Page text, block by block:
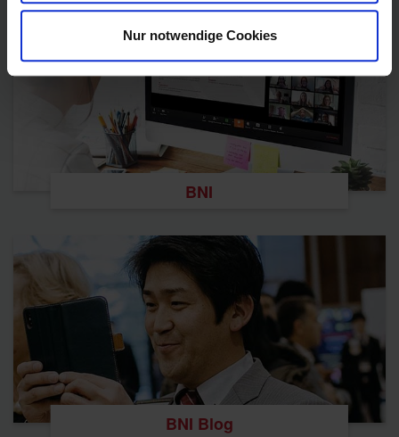
Nur notwendige Cookies
BNI
BNI Blog